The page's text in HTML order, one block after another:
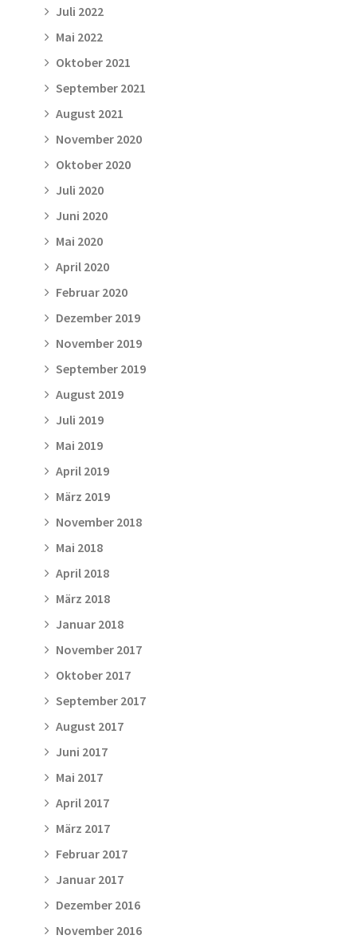
Juli 2022
Mai 2022
Oktober 2021
September 2021
August 2021
November 2020
Oktober 2020
Juli 2020
Juni 2020
Mai 2020
April 2020
Februar 2020
Dezember 2019
November 2019
September 2019
August 2019
Juli 2019
Mai 2019
April 2019
März 2019
November 2018
Mai 2018
April 2018
März 2018
Januar 2018
November 2017
Oktober 2017
September 2017
August 2017
Juni 2017
Mai 2017
April 2017
März 2017
Februar 2017
Januar 2017
Dezember 2016
November 2016